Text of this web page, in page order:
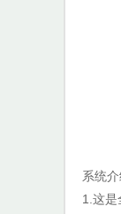
系统介
1.这是